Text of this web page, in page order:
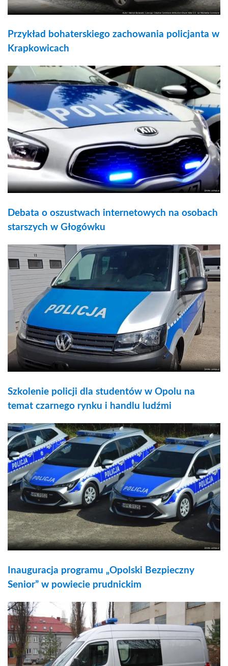
Przykład bohaterskiego zachowania policjanta w
Krapkowicach
Debata o oszustwach internetowych na osobach
starszych w Głogówku
Szkolenie policji dla studentów w Opolu na
temat czarnego rynku i handlu ludźmi
Inauguracja programu „Opolski Bezpieczny
Senior” w powiecie prudnickim